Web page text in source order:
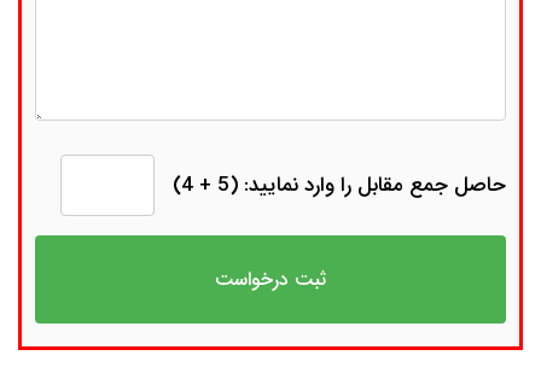
حاصل جمع مقابل را وارد نمایید: (5 + 4)